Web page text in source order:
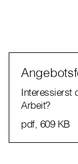
Interessierst
Arbeit?
pdf, 609 KB